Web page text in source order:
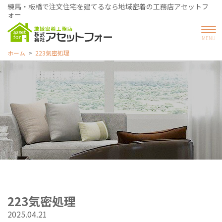
練馬・板橋で注文住宅を建てるなら地域密着の工務店アセットフ
ォー
ホーム 223気密処理
223気密処理
2025.04.21